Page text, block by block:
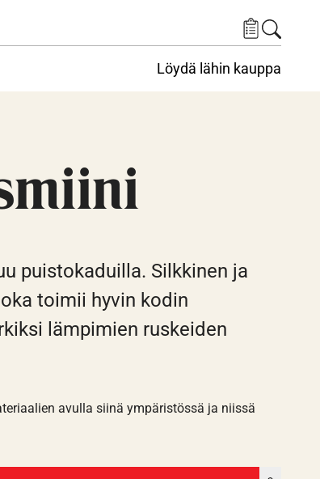
Löydä lähin kauppa
puistokaduilla. Silkkinen ja
toimii hyvin kodin
lämpimien ruskeiden
avulla siinä ympäristössä ja niissä